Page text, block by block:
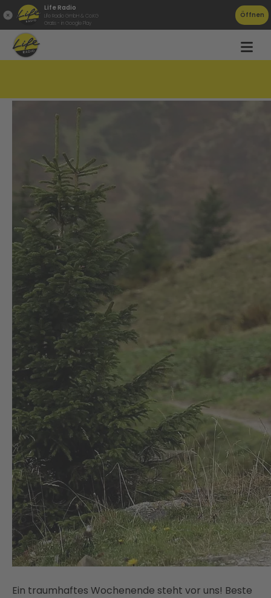
Life Radio
Life Radio GmbH & Co.KG
Gratis - in Google Play
Öffnen
Ein traumhaftes Wochenende steht vor uns! Beste